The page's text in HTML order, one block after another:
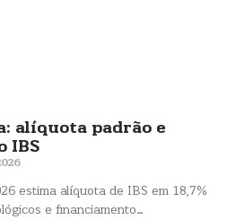
alíquota padrão e
IBS
estima alíquota de IBS em 18,7%
e financiamento…